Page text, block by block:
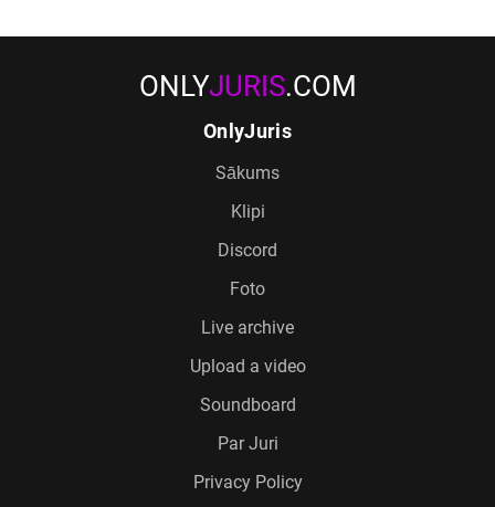
ONLYJURIS.COM
OnlyJuris
Sākums
Klipi
Discord
Foto
Live archive
Upload a video
Soundboard
Par Juri
Privacy Policy